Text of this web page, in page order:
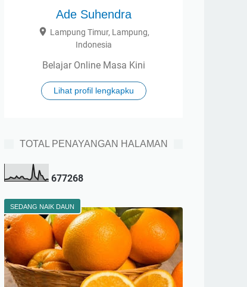
Ade Suhendra
Lampung Timur, Lampung,
Indonesia
Belajar Online Masa Kini
Lihat profil lengkapku
TOTAL PENAYANGAN HALAMAN
677268
SEDANG NAIK DAUN